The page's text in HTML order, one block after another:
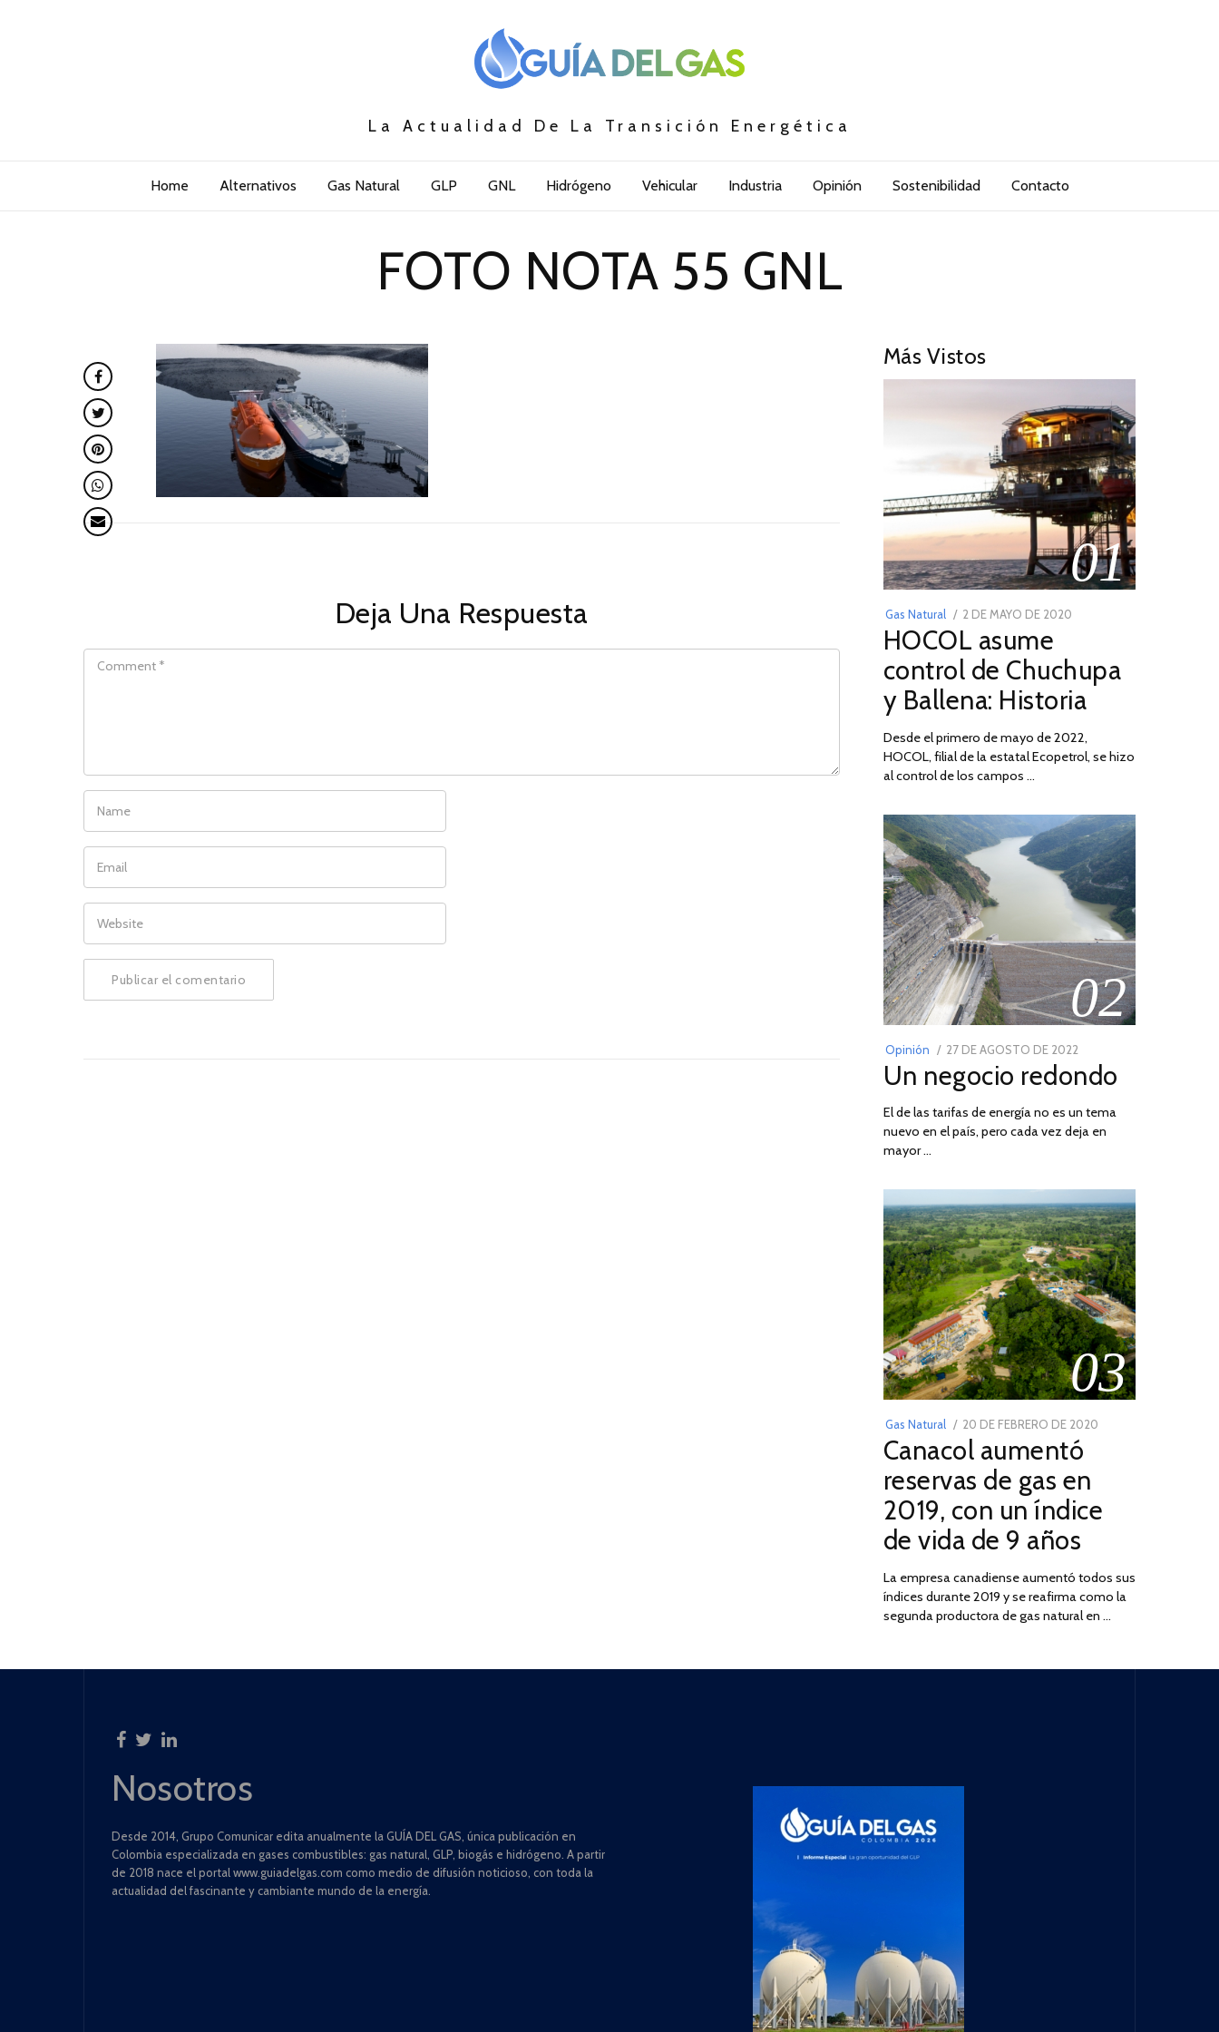
La Actualidad De La Transición Energética
Home Alternativos Gas Natural GLP GNL Hidrógeno Vehicular Industria Opinión Sostenibilidad Contacto
FOTO NOTA 55 GNL
Deja Una Respuesta
Más Vistos
01
Gas Natural
POSTED
ON
2 DE MAYO DE 2020
DE
2026
HOCOL asume
control de Chuchupa
y Ballena: Historia
Desde el primero de mayo de 2022,
HOCOL, filial de la estatal Ecopetrol, se hizo
al control de los campos …
02
Opinión
POSTED
ON
27 DE AGOSTO DE 2022
DE
DE
2022
Un negocio redondo
El de las tarifas de energía no es un tema
nuevo en el país, pero cada vez deja en
mayor …
03
Gas Natural
POSTED
ON
20 DE FEBRERO DE 2020
2025
Canacol aumentó
reservas de gas en
2019, con un índice
de vida de 9 años
La empresa canadiense aumentó todos sus
índices durante 2019 y se reafirma como la
segunda productora de gas natural en …
Nosotros
Desde 2014, Grupo Comunicar edita anualmente la GUÍA DEL GAS, única publicación en
Colombia especializada en gases combustibles: gas natural, GLP, biogás e hidrógeno. A partir
de 2018 nace el portal www.guiadelgas.com como medio de difusión noticioso, con toda la
actualidad del fascinante y cambiante mundo de la energía.